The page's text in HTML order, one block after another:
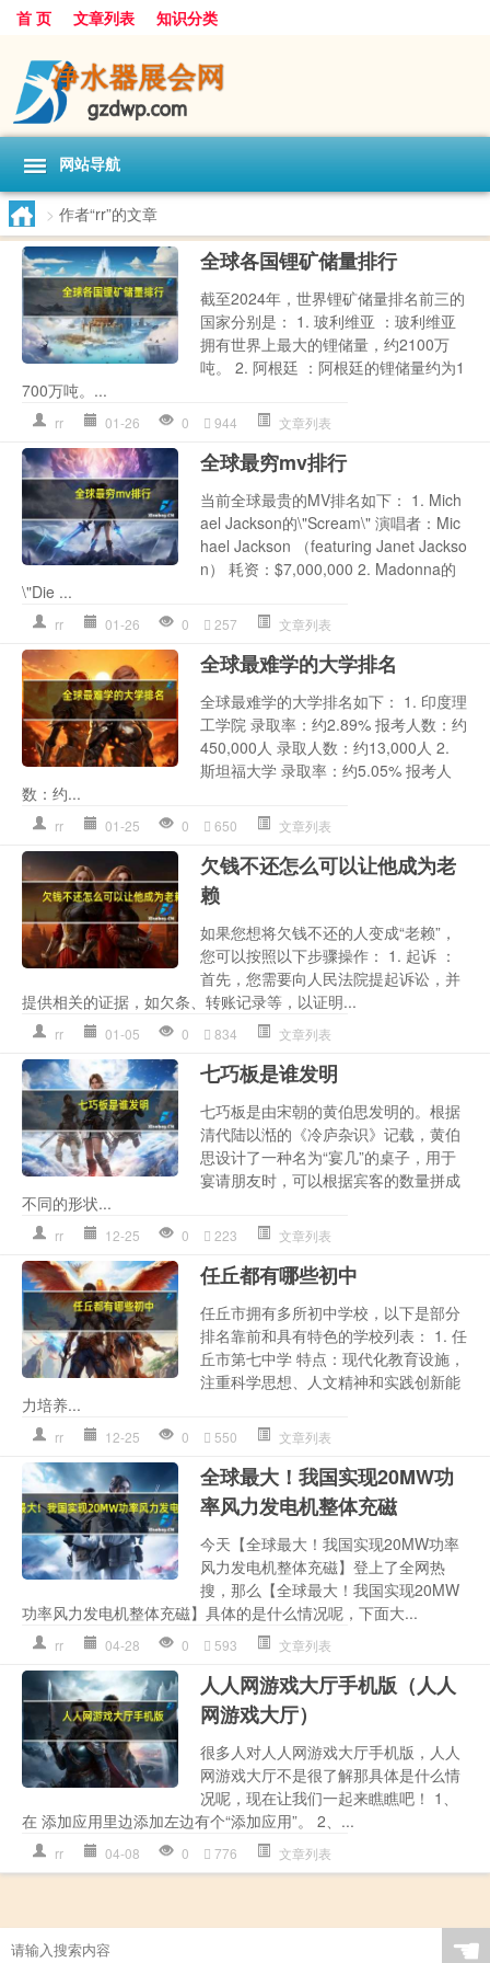
首 页 文章列表 知识分类
网站导航
> 作者“rr”的文章
全球各国锂矿储量排行
截至2024年，世界锂矿储量排名前三的
国家分别是： 1. 玻利维亚 ：玻利维亚
拥有世界上最大的锂储量，约2100万
吨。 2. 阿根廷 ：阿根廷的锂储量约为1
700万吨。...
rr 01-26 0 944 文章列表
全球最穷mv排行
当前全球最贵的MV排名如下： 1. Mich
ael Jackson的\"Scream\" 演唱者：Mic
hael Jackson （featuring Janet Jackso
n） 耗资：$7,000,000 2. Madonna的
\"Die ...
rr 01-26 0 257 文章列表
全球最难学的大学排名
全球最难学的大学排名如下： 1. 印度理
工学院 录取率：约2.89% 报考人数：约
450,000人 录取人数：约13,000人 2.
斯坦福大学 录取率：约5.05% 报考人
数：约...
rr 01-25 0 650 文章列表
欠钱不还怎么可以让他成为老
赖
如果您想将欠钱不还的人变成“老赖”，
您可以按照以下步骤操作： 1. 起诉 ：
首先，您需要向人民法院提起诉讼，并
提供相关的证据，如欠条、转账记录等，以证明...
rr 01-05 0 834 文章列表
七巧板是谁发明
七巧板是由宋朝的黄伯思发明的。根据
清代陆以湉的《冷庐杂识》记载，黄伯
思设计了一种名为“宴几”的桌子，用于
宴请朋友时，可以根据宾客的数量拼成
不同的形状...
rr 12-25 0 223 文章列表
任丘都有哪些初中
任丘市拥有多所初中学校，以下是部分
排名靠前和具有特色的学校列表： 1. 任
丘市第七中学 特点：现代化教育设施，
注重科学思想、人文精神和实践创新能
力培养...
rr 12-25 0 550 文章列表
全球最大！我国实现20MW功
率风力发电机整体充磁
今天【全球最大！我国实现20MW功率
风力发电机整体充磁】登上了全网热
搜，那么【全球最大！我国实现20MW
功率风力发电机整体充磁】具体的是什么情况呢，下面大...
rr 04-28 0 593 文章列表
人人网游戏大厅手机版（人人
网游戏大厅）
很多人对人人网游戏大厅手机版，人人
网游戏大厅不是很了解那具体是什么情
况呢，现在让我们一起来瞧瞧吧！ 1、
在 添加应用里边添加左边有个“添加应用”。 2、...
rr 04-08 0 776 文章列表
☚